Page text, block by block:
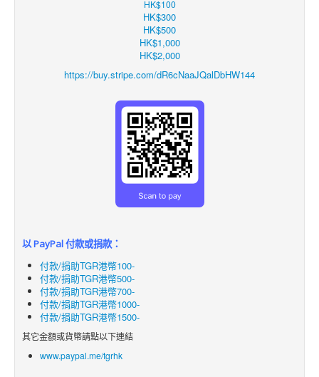
HK$100
HK$300
HK$500
HK$1,000
HK$2,000
https://buy.stripe.com/dR6cNaaJQalDbHW144
以 PayPal 付款或捐款：
付款/捐助TGR港幣100-
付款/捐助TGR港幣500-
付款/捐助TGR港幣700-
付款/捐助TGR港幣1000-
付款/捐助TGR港幣1500-
其它金額或貨幣請點以下連結
www.paypal.me/tgrhk